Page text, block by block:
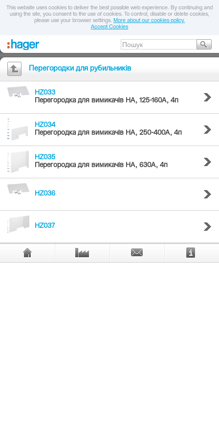
This website uses cookies to deliver the best possible web experience. By continuing and
using the site, you consent to the use of cookies. To control, disable or delete cookies,
please use your browser settings. More about our cookies policy.
Accept Cookies
Перегородки для рубильників
HZ033
Перегородка для вимикачів HA, 125-160А, 4п
HZ034
Перегородка для вимикачів HA, 250-400А, 4п
HZ035
Перегородка для вимикачів HA, 630А, 4п
HZ036
HZ037